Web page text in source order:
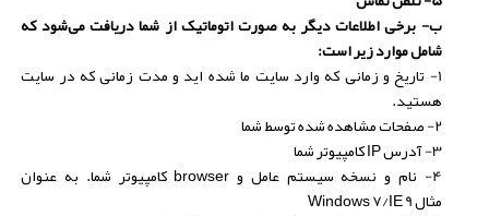
ب- برخی اطلاعات دیگر به صورت اتوماتیک از شما دریافت می‌شود که
شامل موارد زیر است:
1- تاریخ و زمانی که وارد سایت ما شده اید و مدت زمانی که در سایت
هستید.
2- صفحات مشاهده شده توسط شما
3- آدرس
IPکامپیوتر شما
4- نام و نسخه سیستم عامل و
browser کامپیوتر شما. به عنوان
مثالWindows 7/IE 9